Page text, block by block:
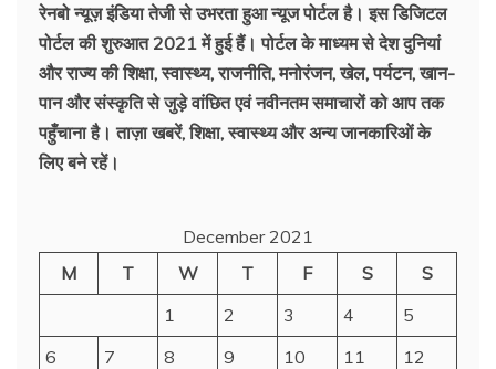
रेनबो न्यूज़ इंडिया तेजी से उभरता हुआ न्‍यूज पोर्टल है। इस डिजिटल
पोर्टल की शुरुआत 2021 में हुई हैं। पोर्टल के माध्यम से देश दुनियां
और राज्य की शिक्षा, स्वास्थ्य, राजनीति, मनोरंजन, खेल, पर्यटन, खान-
पान और संस्कृति से जुड़े वांछित एवं नवीनतम समाचारों को आप तक
पहुँचाना है। ताज़ा खबरें, शिक्षा, स्वास्थ्य और अन्य जानकारिओं के
लिए बने रहें।
December 2021
M
T W T F S
S
1
2 3 4
5
6
7 8 9 10 11
12